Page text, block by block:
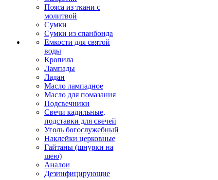
Пояса из ткани с
молитвой
Сумки
Сумки из спанбонда
Емкости для святой
воды
Кропила
Лампады
Ладан
Масло лампадное
Масло для помазания
Подсвечники
Свечи кадильные,
подставки для свечей
Уголь богослужебный
Наклейки церковные
Гайтаны (шнурки на
шею)
Аналои
Дезинфицирующие